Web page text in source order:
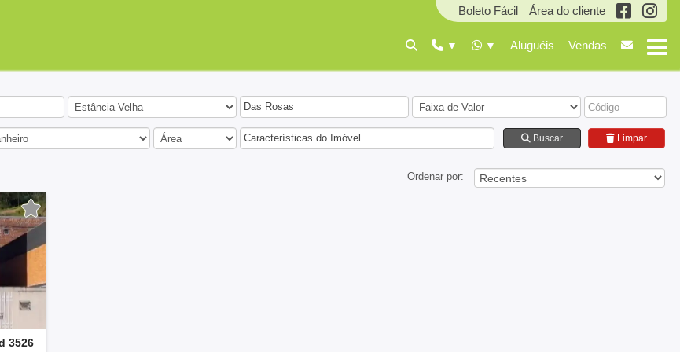
Boleto Fácil Área do cliente
Aluguéis Vendas
Das Rosas
Características do Imóvel Buscar Limpar
Ordenar por:
3526